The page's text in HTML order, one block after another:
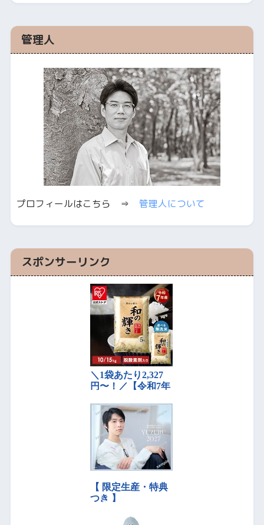
管理人
プロフィールはこちら ⇒ 管理人について
スポンサーリンク